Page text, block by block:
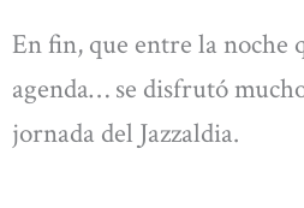
En fin, que entre la noche
agenda… se disfrutó
jornada del Jazzaldia.